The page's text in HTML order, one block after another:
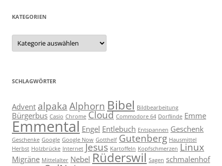
KATEGORIEN
Kategorien
SCHLAGWÖRTER
Advent alpaka Alphorn Bibel Bildbearbeitung
Bürgerbus Casio Chrome Cloud Commodore 64 Dorflinde Emme
Emmental Engel Entlebuch Entspannen Geschenk
Geschenke Google Google Now Gotthelf Gutenberg Hausmittel
Herbst Holzbrücke Internet Jesus Kartoffeln Kopfschmerzen Linux
Migräne Mittelalter Nebel Rüderswil Sagen schmalenhof